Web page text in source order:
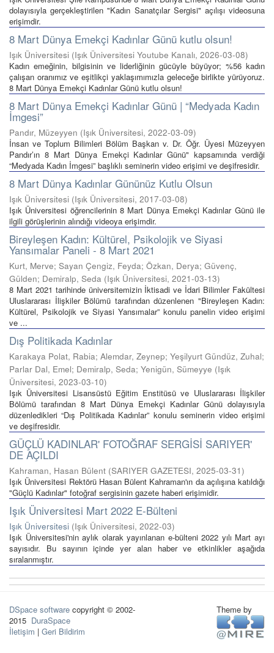
dolayısıyla gerçekleştirilen "Kadın Sanatçılar Sergisi" açılışı videosuna
erişimdir.
8 Mart Dünya Emekçi Kadınlar Günü kutlu olsun!
Işık Üniversitesi (Işık Üniversitesi Youtube Kanalı, 2026-03-08)
Kadın emeğinin, bilgisinin ve liderliğinin gücüyle büyüyor; %56 kadın
çalışan oranımız ve eşitlikçi yaklaşımımızla geleceğe birlikte yürüyoruz.
8 Mart Dünya Emekçi Kadınlar Günü kutlu olsun!
8 Mart Dünya Emekçi Kadınlar Günü | “Medyada Kadın
İmgesi”
Pandır, Müzeyyen (Işık Üniversitesi, 2022-03-09)
İnsan ve Toplum Bilimleri Bölüm Başkan v. Dr. Öğr. Üyesi Müzeyyen
Pandır’ın 8 Mart Dünya Emekçi Kadınlar Günü" kapsamında verdiği
“Medyada Kadın İmgesi” başlıklı seminerin video erişimi ve deşifresidir.
8 Mart Dünya Kadınlar Gününüz Kutlu Olsun
Işık Üniversitesi (Işık Üniversitesi, 2017-03-08)
Işık Üniversitesi öğrencilerinin 8 Mart Dünya Emekçi Kadınlar Günü ile
ilgili görüşlerinin alındığı videoya erişimdir.
Bireyleşen Kadın: Kültürel, Psikolojik ve Siyasi
Yansımalar Paneli - 8 Mart 2021
Kurt, Merve; Sayan Çengiz, Feyda; Özkan, Derya; Güvenç,
Gülden; Demiralp, Seda (Işık Üniversitesi, 2021-03-13)
8 Mart 2021 tarihinde üniversitemizin İktisadi ve İdari Bilimler Fakültesi
Uluslararası İlişkiler Bölümü tarafından düzenlenen "Bireyleşen Kadın:
Kültürel, Psikolojik ve Siyasi Yansımalar” konulu panelin video erişimi
ve ...
Dış Politikada Kadınlar
Karakaya Polat, Rabia; Alemdar, Zeynep; Yeşilyurt Gündüz, Zuhal;
Parlar Dal, Emel; Demiralp, Seda; Yenigün, Sümeyye (Işık
Üniversitesi, 2023-03-10)
Işık Üniversitesi Lisansüstü Eğitim Enstitüsü ve Uluslararası İlişkiler
Bölümü tarafından 8 Mart Dünya Emekçi Kadınlar Günü dolayısıyla
düzenledikleri “Dış Politikada Kadınlar” konulu seminerin video erişimi
ve deşifresidir.
GÜÇLÜ KADINLAR' FOTOĞRAF SERGİSİ SARIYER'
DE AÇILDI
Kahraman, Hasan Bülent (SARIYER GAZETESI, 2025-03-31)
Işık Üniversitesi Rektörü Hasan Bülent Kahraman'ın da açılışına katıldığı
"Güçlü Kadınlar" fotoğraf sergisinin gazete haberi erişimidir.
Işık Üniversitesi Mart 2022 E-Bülteni
Işık Üniversitesi (Işık Üniversitesi, 2022-03)
Işık Üniversitesi'nin aylık olarak yayınlanan e-bülteni 2022 yılı Mart ayı
sayısıdır. Bu sayının içinde yer alan haber ve etkinlikler aşağıda
sıralanmıştır.
DSpace software copyright © 2002-
2015 DuraSpace
İletişim | Geri Bildirim
Theme by